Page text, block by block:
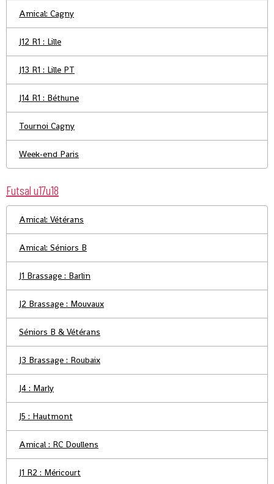
Amical: Cagny
J12 R1 : Lille
J13 R1 : Lille PT
J14 R1 : Béthune
Tournoi Cagny
Week-end Paris
Futsal u17u18
Amical: Vétérans
Amical: Séniors B
J1 Brassage : Barlin
J2 Brassage : Mouvaux
Séniors B & Vétérans
J3 Brassage : Roubaix
J4 : Marly
J5 : Hautmont
Amical : RC Doullens
J1 R2 : Méricourt